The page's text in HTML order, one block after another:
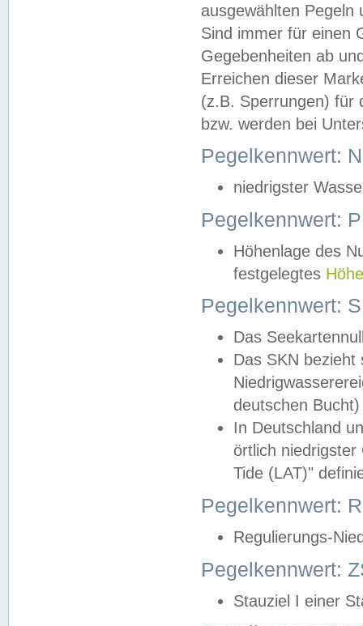
ausgewählten
Sind immer für einen
Gegebenheiten ab
Erreichen dieser
(z.B. Sperrungen) für
bzw. werden bei
Pegelkennwert:
niedrigster
Pegelkennwert:
Höhenlage des
festgelegtes
Pegelkennwert:
Das
Das SKN
deutschen
In Deutschland
örtlich
Tide (LAT)"
Pegelkennwert:
Regulierungs-
Pegelkennwert:
Stauziel I einer